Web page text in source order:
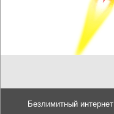
Безлимитный интернет